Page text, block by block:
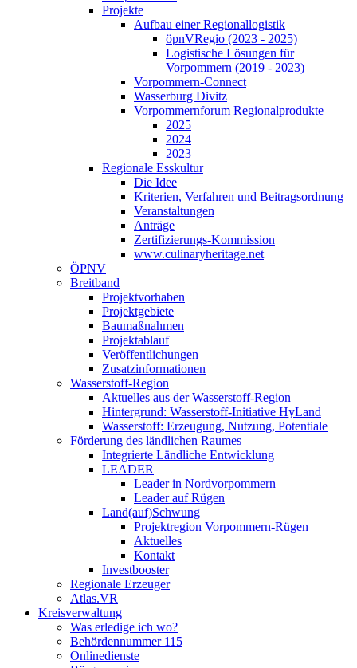
Projekte
Aufbau einer Regionallogistik
öpnVRegio (2023 - 2025)
Logistische Lösungen­ für
Vorpommern (2019 - 2023)
Vorpommern-Connect
Wasserburg Divitz
Vorpommernforum Regionalprodukte
2025
2024
2023
Regionale Esskultur
Die Idee
Kriterien, Verfahren und Beitragsordnung
Veranstaltungen
Anträge
Zertifizierungs-Kommission
www.culinaryheritage.net
ÖPNV
Breitband
Projektvorhaben
Projektgebiete
Baumaßnahmen
Projektablauf
Veröffentlichungen
Zusatzinformationen
Wasserstoff-Region
Aktuelles aus der Wasserstoff-Region
Hintergrund: Wasserstoff-Initiative HyLand
Wasserstoff: Erzeugung, Nutzung, Potentiale
Förderung des ländlichen Raumes
Integrierte Ländliche Entwicklung
LEADER
Leader in Nordvorpommern
Leader auf Rügen
Land(auf)Schwung
Projektregion Vorpommern-Rügen
Aktuelles
Kontakt
Investbooster
Regionale Erzeuger
Atlas.VR
Kreisverwaltung
Was erledige ich wo?
Behördennummer 115
Onlinedienste